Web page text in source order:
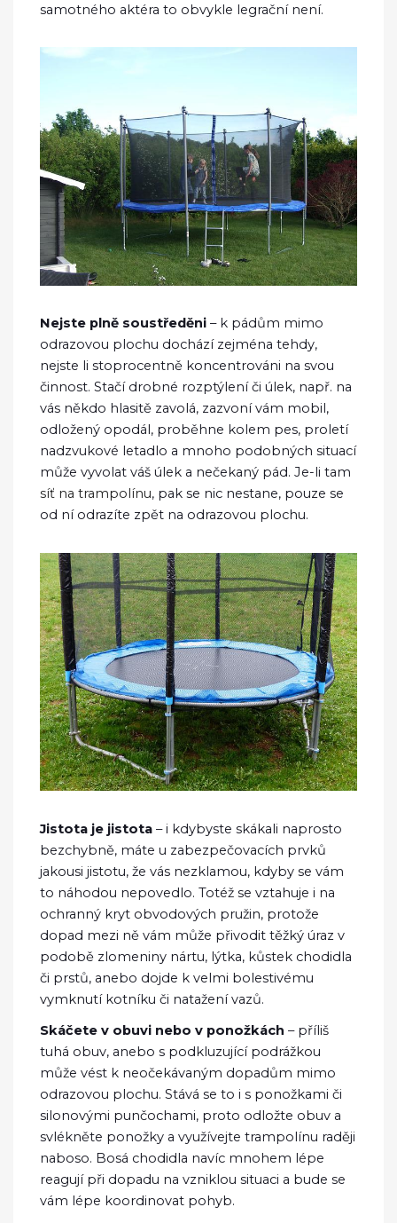
samotného aktéra to obvykle legrační není.
Nejste plně soustředěni – k pádům mimo
odrazovou plochu dochází zejména tehdy,
nejste li stoprocentně koncentrováni na svou
činnost. Stačí drobné rozptýlení či úlek, např. na
vás někdo hlasitě zavolá, zazvoní vám mobil,
odložený opodál, proběhne kolem pes, proletí
nadzvukové letadlo a mnoho podobných situací
může vyvolat váš úlek a nečekaný pád. Je-li tam
síť na trampolínu, pak se nic nestane, pouze se
od ní odrazíte zpět na odrazovou plochu.
Jistota je jistota – i kdybyste skákali naprosto
bezchybně, máte u zabezpečovacích prvků
jakousi jistotu, že vás nezklamou, kdyby se vám
to náhodou nepovedlo. Totéž se vztahuje i na
ochranný kryt obvodových pružin, protože
dopad mezi ně vám může přivodit těžký úraz v
podobě zlomeniny nártu, lýtka, kůstek chodidla
či prstů, anebo dojde k velmi bolestivému
vymknutí kotníku či natažení vazů.
Skáčete v obuvi nebo v ponožkách – příliš
tuhá obuv, anebo s podkluzující podrážkou
může vést k neočekávaným dopadům mimo
odrazovou plochu. Stává se to i s ponožkami či
silonovými punčochami, proto odložte obuv a
svlékněte ponožky a využívejte trampolínu raději
naboso. Bosá chodidla navíc mnohem lépe
reagují při dopadu na vzniklou situaci a bude se
vám lépe koordinovat pohyb.